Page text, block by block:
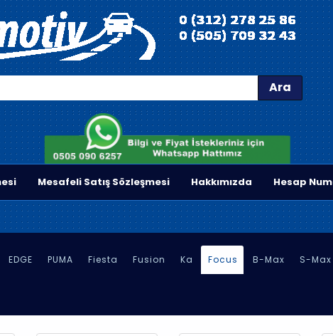
Ara
Mesafeli Satış Sözleşmesi Hakkımızda Hesap
EDGE PUMA Fiesta Fusion Ka Focus B-Max S-Max